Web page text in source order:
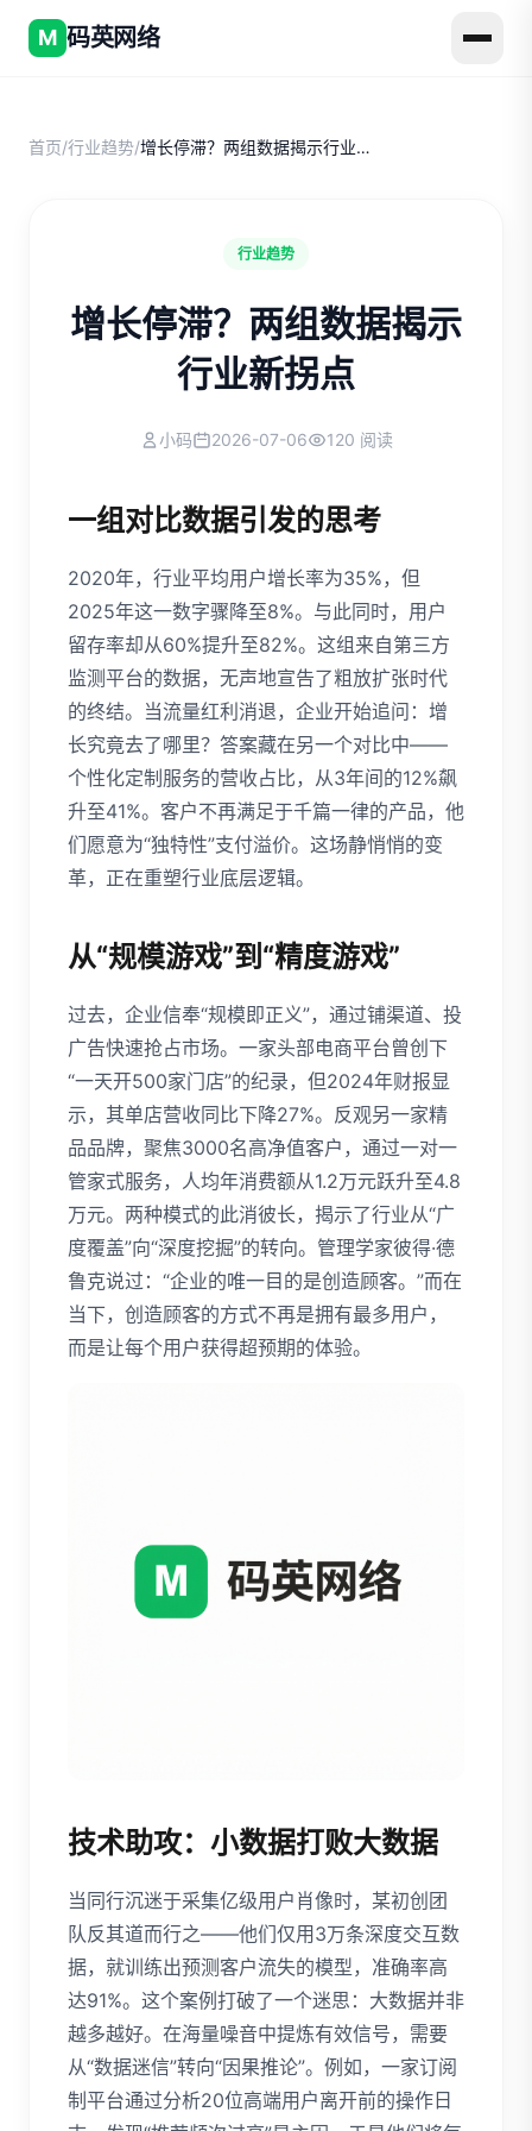
M 码英网络
首页/行业趋势/ 增长停滞？两组数据揭示行业新拐点
行业趋势
增长停滞？两组数据揭示
行业新拐点
小码 2026-07-06 120 阅读
一组对比数据引发的思考
2020年，行业平均用户增长率为35%，但
2025年这一数字骤降至8%。与此同时，用户
留存率却从60%提升至82%。这组来自第三方
监测平台的数据，无声地宣告了粗放扩张时代
的终结。当流量红利消退，企业开始追问：增
长究竟去了哪里？答案藏在另一个对比中——
个性化定制服务的营收占比，从3年间的12%飙
升至41%。客户不再满足于千篇一律的产品，他
们愿意为“独特性”支付溢价。这场静悄悄的变
革，正在重塑行业底层逻辑。
从“规模游戏”到“精度游戏”
过去，企业信奉“规模即正义”，通过铺渠道、投
广告快速抢占市场。一家头部电商平台曾创下
“一天开500家门店”的纪录，但2024年财报显
示，其单店营收同比下降27%。反观另一家精
品品牌，聚焦3000名高净值客户，通过一对一
管家式服务，人均年消费额从1.2万元跃升至4.8
万元。两种模式的此消彼长，揭示了行业从“广
度覆盖”向“深度挖掘”的转向。管理学家彼得·德
鲁克说过：“企业的唯一目的是创造顾客。”而在
当下，创造顾客的方式不再是拥有最多用户，
而是让每个用户获得超预期的体验。
技术助攻：小数据打败大数据
当同行沉迷于采集亿级用户肖像时，某初创团
队反其道而行之——他们仅用3万条深度交互数
据，就训练出预测客户流失的模型，准确率高
达91%。这个案例打破了一个迷思：大数据并非
越多越好。在海量噪音中提炼有效信号，需要
从“数据迷信”转向“因果推论”。例如，一家订阅
制平台通过分析20位高端用户离开前的操作日